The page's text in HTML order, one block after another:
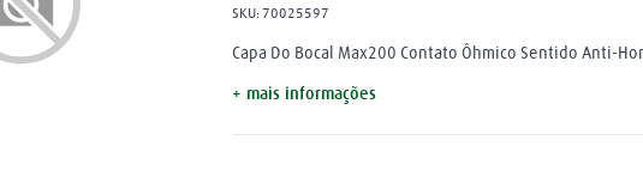
SKU:70025597
Capa Do Bocal Max200 Contato Ôhmico Sentido Anti-
+ mais informações
5º regulador
6º argônio